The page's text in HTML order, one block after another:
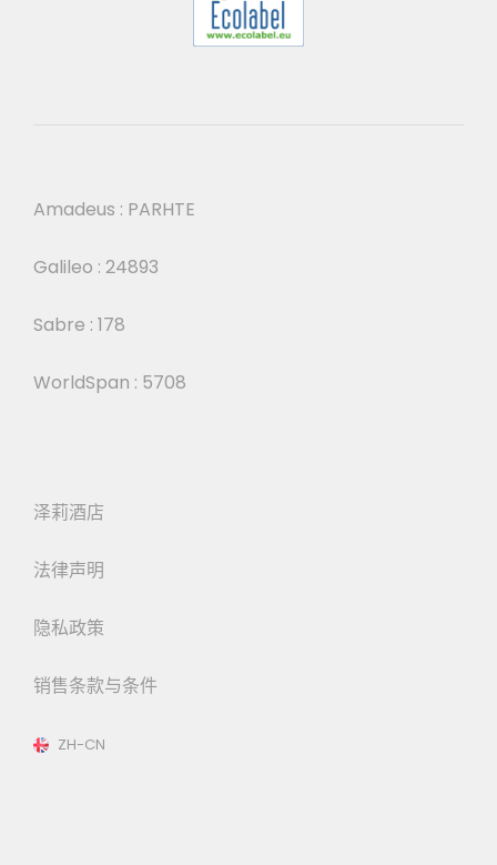
Amadeus : PARHTE
Galileo : 24893
Sabre : 178
WorldSpan : 5708
泽莉酒店
法律声明
隐私政策
销售条款与条件
ZH-CN